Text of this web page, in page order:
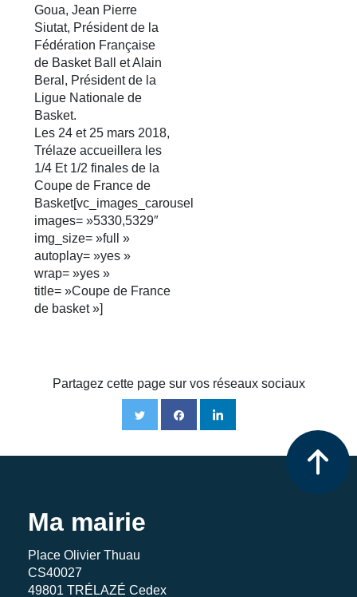
Goua, Jean Pierre
Siutat, Président de la
Fédération Française
de Basket Ball et Alain
Beral, Président de la
Ligue Nationale de
Basket.
Les 24 et 25 mars 2018,
Trélaze accueillera les
1/4 Et 1/2 finales de la
Coupe de France de
Basket[vc_images_carousel
images= »5330,5329″
img_size= »full »
autoplay= »yes »
wrap= »yes »
title= »Coupe de France
de basket »]
Partagez cette page sur vos réseaux sociaux
Ma mairie
Place Olivier Thuau
CS40027
49801 TRÉLAZÉ Cedex